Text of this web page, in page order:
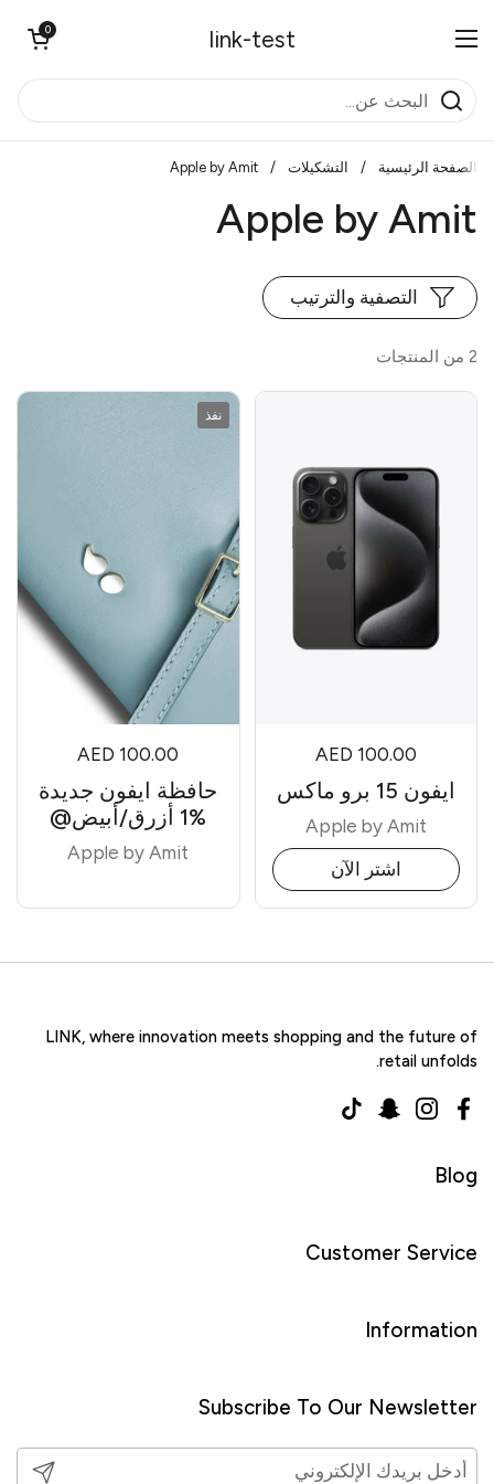
link-test فتح القائمة
فتح العربة
0
الصفحة الرئيسية / التشكيلات /
Apple by Amit
Apple by Amit
2 من المنتجات
التصفية والترتيب
AED 100.00
ايفون 15 برو ماكس
Apple by Amit
اشتر الآن
AED 100.00
حافظة ايفون جديدة
%1 أزرق/أبيض@
Apple by Amit
نفذ
LINK, where innovation meets shopping and the future of
retail unfolds.
Facebook
Instagram
Snapchat
TikTok
Blog
Customer Service
Information
Subscribe To Our Newsletter
تأكيد